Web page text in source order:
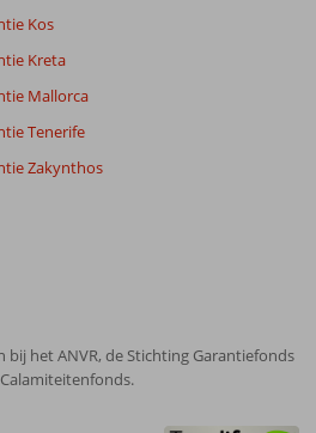
Kos
Kreta
Mallorca
Tenerife
Zakynthos
bij het ANVR, de Stichting Garantiefonds